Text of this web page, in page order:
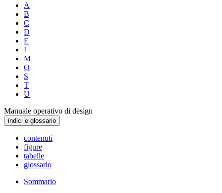
A
B
C
D
E
I
M
O
S
T
U
Manuale operativo di design
indici e glossario
contenuti
figure
tabelle
glossario
Sommario